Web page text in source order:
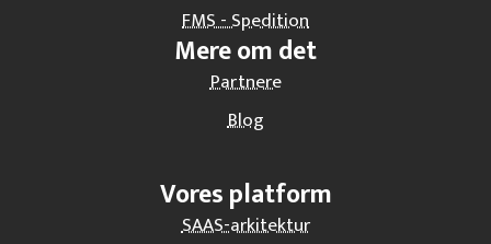
FMS - Spedition
Mere om det
Partnere
Blog
Vores platform
SAAS-arkitektur